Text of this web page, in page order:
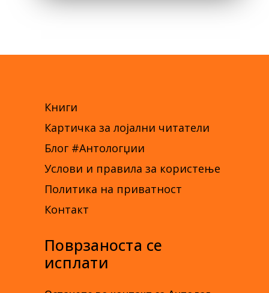
Книги
Картичка за лојални читатели
Блог #Антологџии
Услови и правила за користење
Политика на приватност
Контакт
Поврзаноста се
исплати